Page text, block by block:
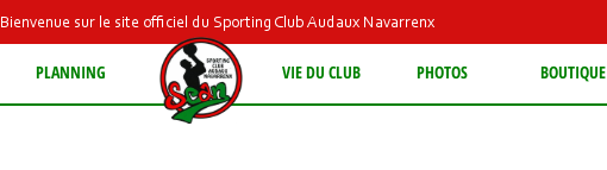
Bienvenue sur le site officiel du Sporting Club Audaux Navarrenx
PLANNING VIE DU CLUB PHOTOS BOUTIQUE